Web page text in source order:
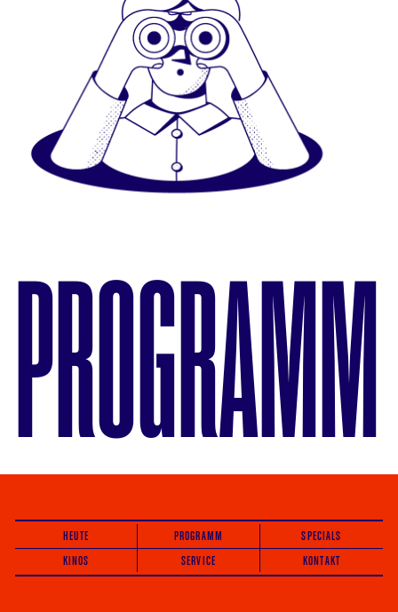
PROGRAMM
HEUTE PROGRAMM
SPECIALS
KINOS
SERVICE KONTAKT